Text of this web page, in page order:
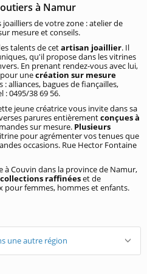
à Namur
joailliers de votre zone : atelier de
mesure et conseils.
talents de cetartisan joaillier. Il
qu'il propose dans les vitrines
En prenant rendez-vous avec lui,
unecréation sur mesure
alliances, bagues de fiançailles,
: 0495/38 69 56.
jeune créatrice vous invite dans sa
parures entièrementconçues à
sur mesure. Plusieurs
pour agrémenter vos tenues que
occasions. Rue Hector Fontaine
à Couvin dans la province de Namur,
collections raffinéeset de
pour femmes, hommes et enfants.
une autre région